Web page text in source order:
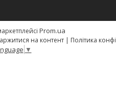
Prom.ua
на контент | Політика
▼